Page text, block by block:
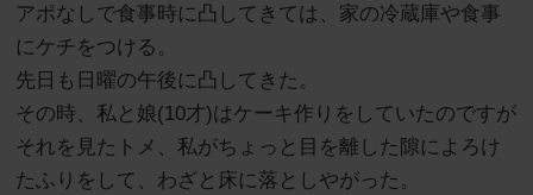
アポなしで食事時に凸してきては、家の冷蔵庫や食事
にケチをつける。
先日も日曜の午後に凸してきた。
その時、私と娘(10才)はケーキ作りをしていたのですが
それを見たトメ、私がちょっと目を離した隙によろけ
たふりをして、わざと床に落としやがった。